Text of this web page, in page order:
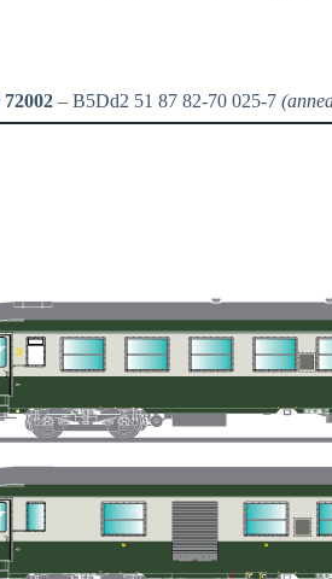
72002– B5Dd2 51 87 82-70 025-7